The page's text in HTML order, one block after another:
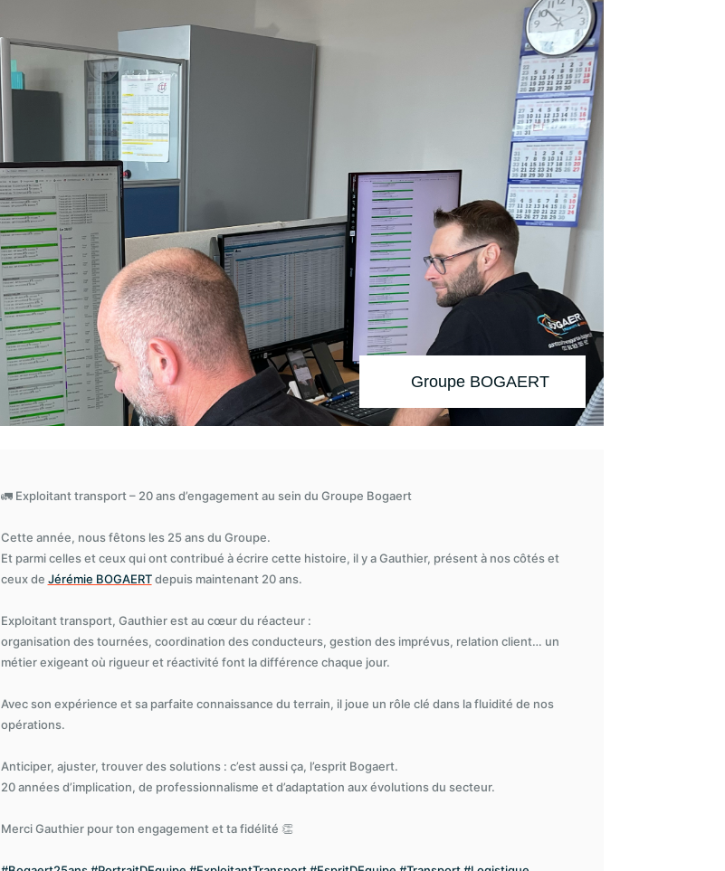
Groupe BOGAERT
🚛 Exploitant transport – 20 ans d’engagement au sein du Groupe Bogaert
Cette année, nous fêtons les 25 ans du Groupe.
Et parmi celles et ceux qui ont contribué à écrire cette histoire, il y a Gauthier, présent à nos côtés et
ceux de Jérémie BOGAERTdepuis maintenant 20 ans.
Exploitant transport, Gauthier est au cœur du réacteur :
organisation des tournées, coordination des conducteurs, gestion des imprévus, relation client… un
métier exigeant où rigueur et réactivité font la différence chaque jour.
Avec son expérience et sa parfaite connaissance du terrain, il joue un rôle clé dans la fluidité de nos
opérations.
Anticiper, ajuster, trouver des solutions : c’est aussi ça, l’esprit Bogaert.
20 années d’implication, de professionnalisme et d’adaptation aux évolutions du secteur.
Merci Gauthier pour ton engagement et ta fidélité 👏